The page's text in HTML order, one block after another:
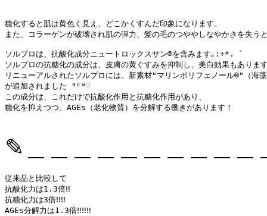
糖化すると肌は黄色く見え、どこかくすんだ印象になります。
また、コラーゲンが破壊され肌の弾力、髪の毛のつややしなやかさを失う
ソルプロは、抗酸化成分ニュートロックスサン®️を含みます｡:+*.゜
ソルプロの抗糖化の成分は、皮膚の黄ぐすみを抑制し、美白効果もありま
リニューアルされたソルプロには、新素材"マリンポリフェノール®"（海
が追加されました ᴺᴱᵂ♡
この成分は、これだけで抗酸化作用と抗糖化作用があり、
糖化を抑えつつ、AGEs（老化物質）を分解する働きがあります！
✎︎＿＿＿＿＿＿＿＿＿＿
従来品と比較して
抗酸化力は1.3倍‼︎
抗糖化力は3倍‼︎‼︎
AGEs分解力は1.3倍‼︎‼︎‼︎